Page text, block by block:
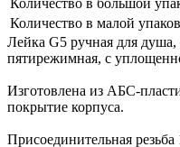
Количество в малой
Лейка G5 ручная для
пятирежимная, с
Изготовлена из АБС-
покрытие корпуса.
Присоединительная резьба